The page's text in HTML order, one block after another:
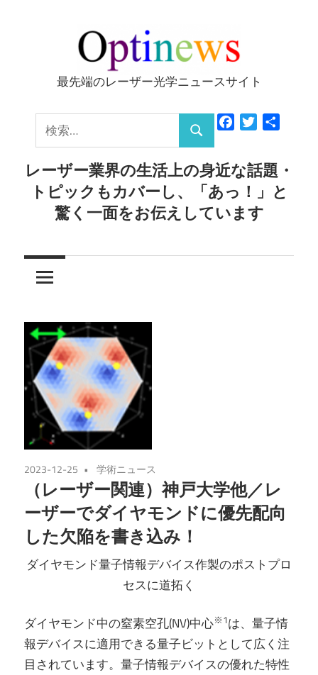
ッ
Optinews
最先端のレーザー光学ニュースサイト
索:
検
索
FacebookTwitter
レーザー業界の生活上の身近な話題・
トピックもカバーし、「あっ！」と
驚く一面をお伝えしています
2023-12-25 学術ニュース
（レーザー関連）神戸大学他／レ
ーザーでダイヤモンドに優先配向
した欠陥を書き込み！
ダイヤモンド量子情報デバイス作製のポストプロ
セスに道拓く
ダイヤモンド中の窒素空孔(NV)中心※1は、量子情
報デバイスに適用できる量子ビットとして広く注
目されています。量子情報デバイスの優れた特性